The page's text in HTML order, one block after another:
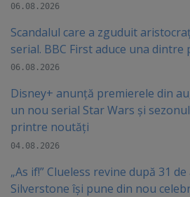
06.08.2026
Scandalul care a zguduit
serial. BBC First aduce una
06.08.2026
Disney+ anunță premierele din
un nou serial Star Wars și
printre noutăți
04.08.2026
„As if!” Clueless revine după 31
Silverstone își pune din nou